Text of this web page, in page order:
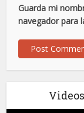
Guarda mi
navegador para